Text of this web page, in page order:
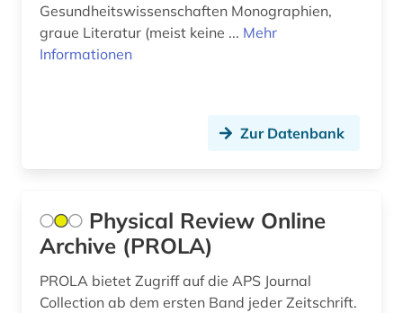
baskenland (1)
bauingenieurwesen (2)
baukonstruktion (2)
baukunst (1)
Gesundheitswissenschaften Monographien,
graue Literatur (meist keine ... Mehr
Informationen
Zur Datenbank
Physical Review Online
Archive (PROLA)
PROLA bietet Zugriff auf die APS Journal
Collection ab dem ersten Band jeder Zeitschrift.